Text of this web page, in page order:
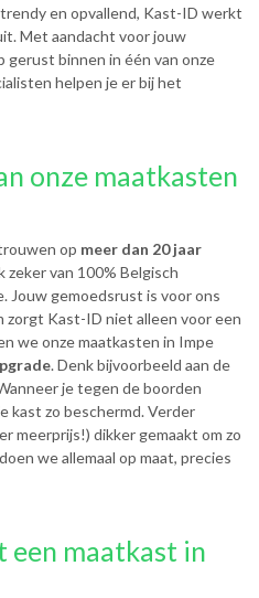
en opvallend, Kast-ID werkt
Met aandacht voor jouw
binnen in één van onze
helpen je er bij het
onze maatkasten
op meer dan 20 jaar
zeker van 100% Belgisch
Jouw gemoedsrust is voor ons
zorgt Kast-ID niet alleen voor een
we onze maatkasten in Impe
. Denk bijvoorbeeld aan de
je tegen de boorden
kast zo beschermd. Verder
meerprijs!) dikker gemaakt om zo
we allemaal op maat, precies
een maatkast in